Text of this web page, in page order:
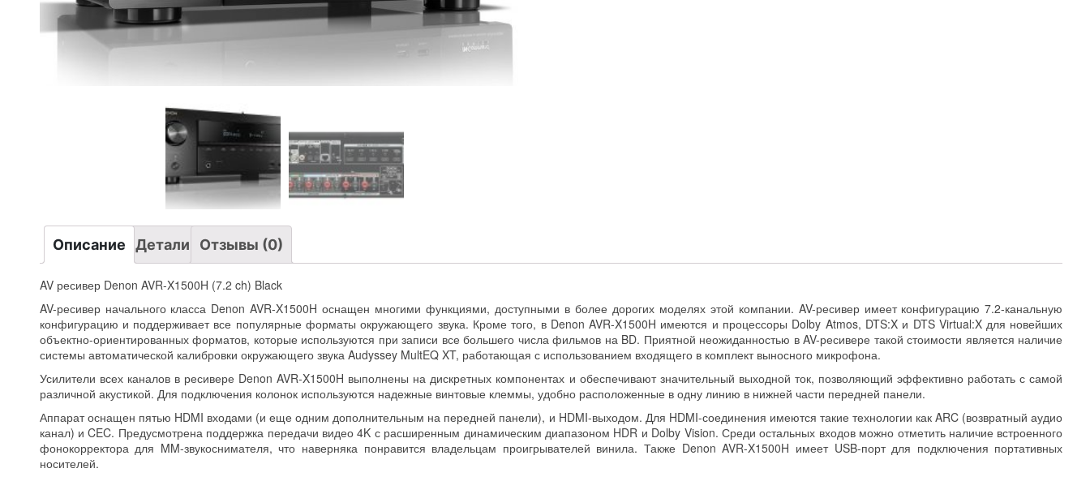
Описание Детали Отзывы (0)
AV ресивер Denon AVR-X1500H (7.2 ch) Black
AV-ресивер начального класса Denon AVR-X1500H оснащен многими функциями, доступными в более дорогих моделях этой компании. AV-ресивер имеет конфигурацию 7.2-канальную
конфигурацию и поддерживает все популярные форматы окружающего звука. Кроме того, в Denon AVR-X1500H имеются и процессоры Dolby Atmos, DTS:X и DTS Virtual:X для новейших
объектно-ориентированных форматов, которые используются при записи все большего числа фильмов на BD. Приятной неожиданностью в AV-ресивере такой стоимости является наличие
системы автоматической калибровки окружающего звука Audyssey MultEQ XT, работающая с использованием входящего в комплект выносного микрофона.
Усилители всех каналов в ресивере Denon AVR-X1500H выполнены на дискретных компонентах и обеспечивают значительный выходной ток, позволяющий эффективно работать с самой
различной акустикой. Для подключения колонок используются надежные винтовые клеммы, удобно расположенные в одну линию в нижней части передней панели.
Аппарат оснащен пятью HDMI входами (и еще одним дополнительным на передней панели), и HDMI-выходом. Для HDMI-соединения имеются такие технологии как ARC (возвратный аудио
канал) и CEC. Предусмотрена поддержка передачи видео 4K с расширенным динамическим диапазоном HDR и Dolby Vision. Среди остальных входов можно отметить наличие встроенного
фонокорректора для MM-звукоснимателя, что наверняка понравится владельцам проигрывателей винила. Также Denon AVR-X1500H имеет USB-порт для подключения портативных
носителей.